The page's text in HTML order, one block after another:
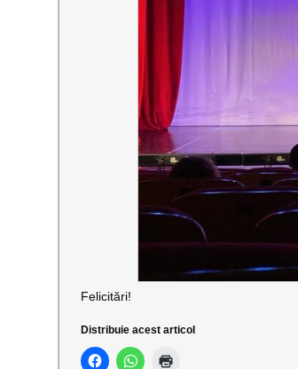
Felicitări!
Distribuie acest articol